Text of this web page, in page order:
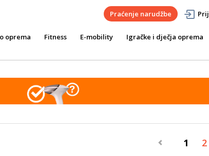
Praćenje narudžbe
oprema Fitness E-mobility Igračke i dječja oprema
1 2